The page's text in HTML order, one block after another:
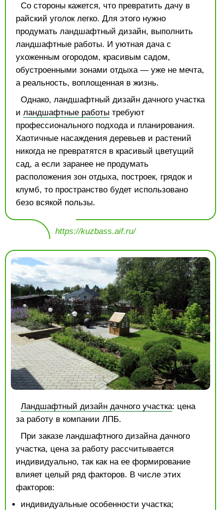
Со стороны кажется, что превратить дачу в
райский уголок легко. Для этого нужно
продумать ландшафтный дизайн, выполнить
ландшафтные работы. И уютная дача с
ухоженным огородом, красивым садом,
обустроенными зонами отдыха — уже не мечта,
а реальность, воплощенная в жизнь.
Однако, ландшафтный дизайн дачного участка
и ландшафтные работы требуют
профессионального подхода и планирования.
Хаотичные насаждения деревьев и растений
никогда не превратятся в красивый цветущий
сад, а если заранее не продумать
расположения зон отдыха, построек, грядок и
клумб, то пространство будет использовано
безо всякой пользы.
https://kuzbass.aif.ru/
Ландшафтный дизайн дачного участка: цена
за работу в компании ЛПБ.
При заказе ландшафтного дизайна дачного
участка, цена за работу рассчитывается
индивидуально, так как на ее формирование
влияет целый ряд факторов. В числе этих
факторов:
индивидуальные особенности участка;